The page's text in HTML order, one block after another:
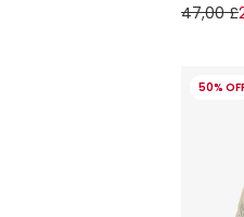
47,00 £
50%